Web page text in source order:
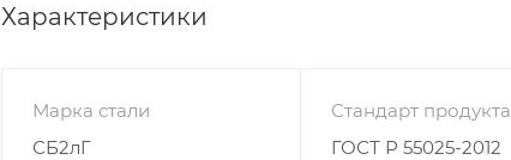
Характеристики
Марка стали
СБ2лГ
Стандарт продукта
ГОСТ Р 55025-2012